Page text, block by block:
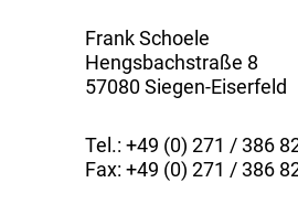
Frank Schoele
Hengsbachstraße 8
57080 Siegen-Eiserfeld
Tel.: +49 (0) 271 / 386
Fax: +49 (0) 271 / 386